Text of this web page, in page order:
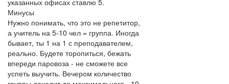
указанных офисах ставлю 5.
Минусы
Нужно понимать, что это не репетитор,
а учитель на 5-10 чел = группа. Иногда
бывает, ты 1 на 1 с преподавателем,
реально. Будете торопиться, бежать
впереди паровоза - не сможете все
успеть выучить. Вечером количество